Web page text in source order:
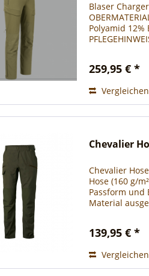
Blaser
Polyamid 12%
259,95 € *
Vergleichen
Chevalier
Chevalier
Hose (160 g/
Passform und
Material
139,95 € *
Vergleichen